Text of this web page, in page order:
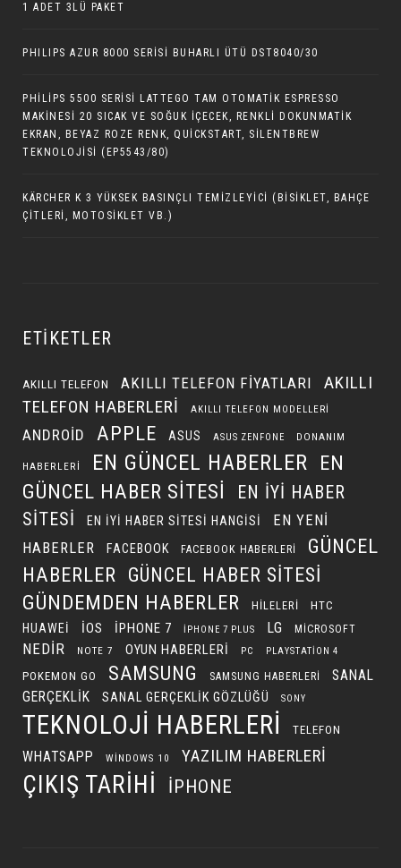
1 ADET 3LÜ PAKET
PHILIPS AZUR 8000 SERISI BUHARLI ÜTÜ DST8040/30
PHILIPS 5500 SERISI LATTEGO TAM OTOMATIK ESPRESSO
MAKINESI 20 SICAK VE SOĞUK İÇECEK, RENKLI DOKUNMATIK
EKRAN, BEYAZ ROZE RENK, QUICKSTART, SILENTBREW
TEKNOLOJISI (EP5543/80)
KÄRCHER K 3 YÜKSEK BASINÇLI TEMIZLEYICI (BISIKLET, BAHÇE
ÇITLERI, MOTOSIKLET VB.)
ETIKETLER
AKILLI TELEFON AKILLI TELEFON FIYATLARI
AKILLI
TELEFON HABERLERI
AKILLI TELEFON MODELLERI
ANDROID APPLE ASUS ASUS ZENFONE DONANIM
HABERLERI EN GÜNCEL HABERLER EN
GÜNCEL HABER SITESI
EN IYI HABER
SITESI
EN IYI HABER SITESI HANGISI
EN YENI
HABERLER
FACEBOOK FACEBOOK HABERLERI
GÜNCEL
HABERLER
GÜNCEL HABER SITESI
GÜNDEMDEN HABERLER HILELERI HTC
HUAWEI IOS IPHONE 7 IPHONE 7 PLUS LG MICROSOFT
NEDIR NOTE 7 OYUN HABERLERI PC PLAYSTATION 4
POKEMON GO SAMSUNG SAMSUNG HABERLERI
SANAL
GERÇEKLIK
SANAL GERÇEKLIK GÖZLÜĞÜ SONY
TEKNOLOJI HABERLERI TELEFON
WHATSAPP WINDOWS 10 YAZILIM HABERLERI
ÇIKIŞ TARIHI İPHONE